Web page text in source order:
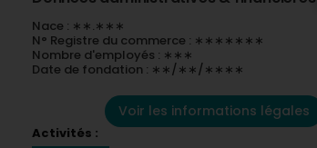
Nace : ∗∗.∗∗∗
N° Registre du commerce : ∗∗∗∗∗∗∗
Nombre d'employés : ∗∗∗
Date de fondation : ∗∗/∗∗/∗∗∗∗
Voir les informations légales
Activités :